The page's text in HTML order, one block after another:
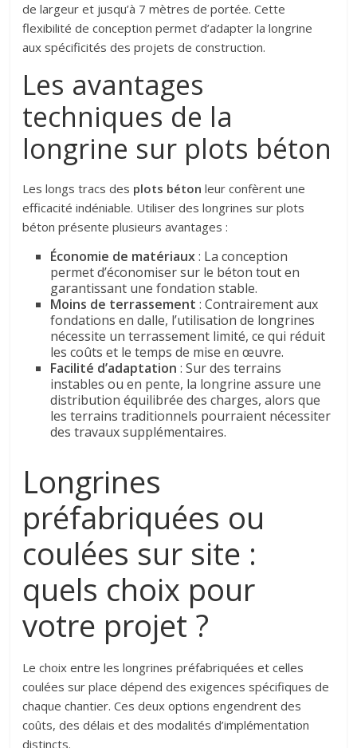
de largeur et jusqu’à 7 mètres de portée. Cette
flexibilité de conception permet d’adapter la longrine
aux spécificités des projets de construction.
Les avantages
techniques de la
longrine sur plots béton
Les longs tracs des plots béton leur confèrent une
efficacité indéniable. Utiliser des longrines sur plots
béton présente plusieurs avantages :
Économie de matériaux: La conception
permet d’économiser sur le béton tout en
garantissant une fondation stable.
Moins de terrassement : Contrairement aux
fondations en dalle, l’utilisation de longrines
nécessite un terrassement limité, ce qui réduit
les coûts et le temps de mise en œuvre.
Facilité d’adaptation : Sur des terrains
instables ou en pente, la longrine assure une
distribution équilibrée des charges, alors que
les terrains traditionnels pourraient nécessiter
des travaux supplémentaires.
Longrines
préfabriquées ou
coulées sur site :
quels choix pour
votre projet ?
Le choix entre les longrines préfabriquées et celles
coulées sur place dépend des exigences spécifiques de
chaque chantier. Ces deux options engendrent des
coûts, des délais et des modalités d’implémentation
distincts.